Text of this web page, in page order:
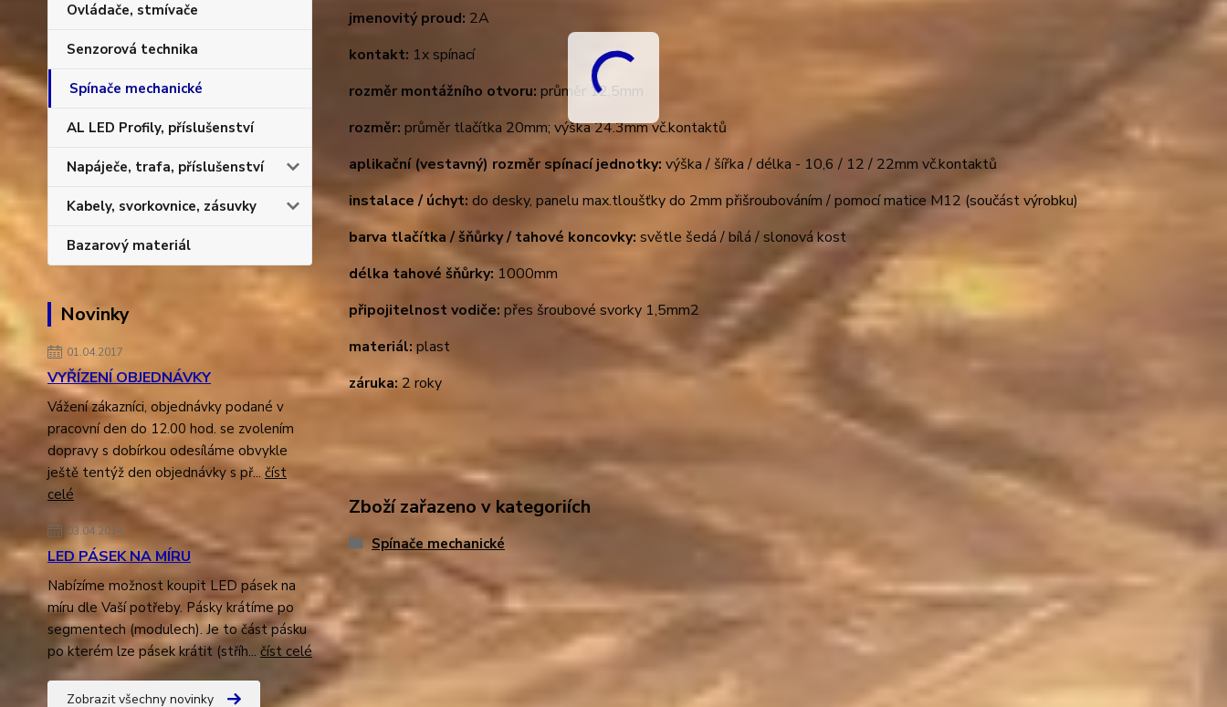
Ovládače, stmívače
Senzorová technika
Spínače mechanické
AL LED Profily, příslušenství
Napáječe, trafa, příslušenství
Kabely, svorkovnice, zásuvky
Bazarový materiál
Novinky
01.04.2017
VYŘÍZENÍ OBJEDNÁVKY
Vážení zákazníci, objednávky podané v
pracovní den do 12.00 hod. se zvolením
dopravy s dobírkou odesíláme obvykle
ještě tentýž den objednávky s př... číst
celé
03.04.2014
LED PÁSEK NA MÍRU
Nabízíme možnost koupit LED pásek na
míru dle Vaší potřeby. Pásky krátíme po
segmentech (modulech). Je to část pásku
po kterém lze pásek krátit (stříh... číst celé
Zobrazit všechny novinky
jmenovitý proud: 2A
kontakt: 1x spínací
rozměr montážního otvoru: průměr 12,5mm
rozměr: průměr tlačítka 20mm; výška 24.3mm vč.kontaktů
aplikační (vestavný) rozměr spínací jednotky: výška / šířka / délka - 10,6 / 12 / 22mm vč.kontaktů
instalace / úchyt: do desky, panelu max.tloušťky do 2mm přišroubováním / pomocí matice M12 (součást výrobku)
barva tlačítka / šňůrky / tahové koncovky: světle šedá / bílá / slonová kost
délka tahové šňůrky: 1000mm
připojitelnost vodiče: přes šroubové svorky 1,5mm2
materiál: plast
záruka:2 roky
Zboží zařazeno v kategoriích
Spínače mechanické